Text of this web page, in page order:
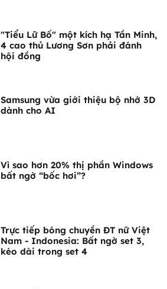
"Tiểu Lữ Bố" một kích hạ Tần Minh,
4 cao thủ Lương Sơn phải đánh
hội đồng
Samsung vừa giới thiệu bộ nhớ 3D
dành cho AI
Vì sao hơn 20% thị phần Windows
bất ngờ “bốc hơi”?
Trực tiếp bóng chuyền ĐT nữ Việt
Nam - Indonesia: Bất ngờ set 3,
kéo dài trong set 4